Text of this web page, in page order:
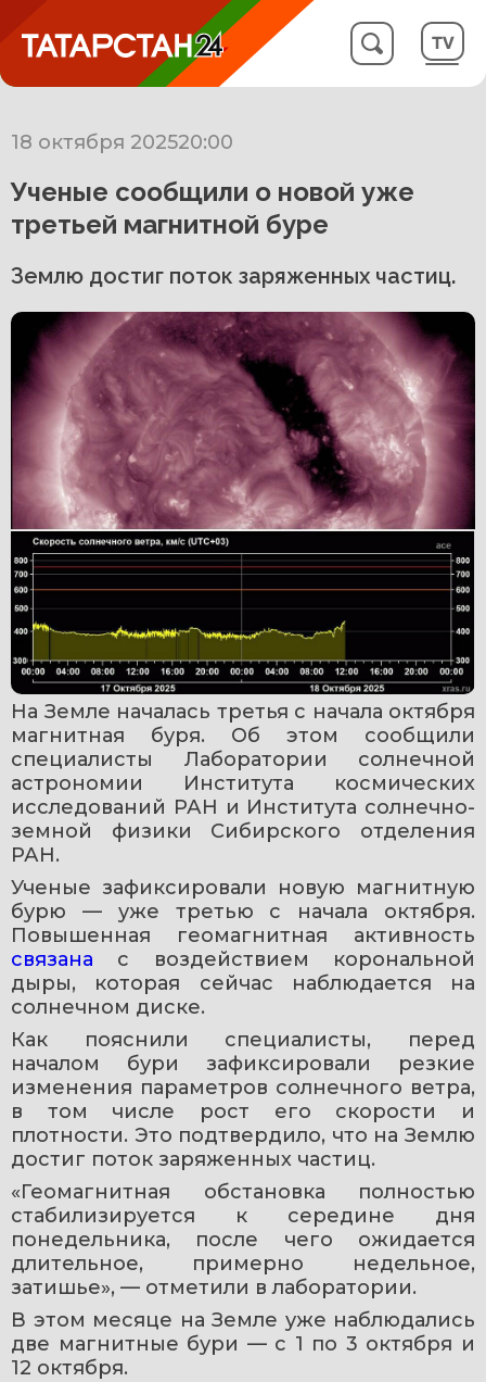
18 октября 202520:00
Ученые сообщили о новой уже
третьей магнитной буре
Землю достиг поток заряженных частиц.
На Земле началась третья с начала октября
магнитная буря. Об этом сообщили
специалисты Лаборатории солнечной
астрономии Института космических
исследований РАН и Института солнечно-
земной физики Сибирского отделения
РАН.
Ученые зафиксировали новую магнитную
бурю — уже третью с начала октября.
связана с воздействием корональной
дыры, которая сейчас наблюдается на
солнечном диске.
Как пояснили специалисты, перед
началом бури зафиксировали резкие
изменения параметров солнечного ветра,
в том числе рост его скорости и
плотности. Это подтвердило, что на Землю
достиг поток заряженных частиц.
«Геомагнитная обстановка полностью
стабилизируется к середине дня
понедельника, после чего ожидается
длительное, примерно недельное,
затишье», — отметили в лаборатории.
В этом месяце на Земле уже наблюдались
две магнитные бури — с 1 по 3 октября и
12 октября.